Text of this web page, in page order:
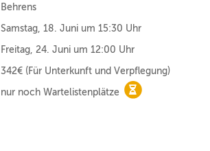
Behrens
Samstag, 18. Juni um 15:30 Uhr
Freitag, 24. Juni um 12:00 Uhr
342€ (Für Unterkunft und Verpflegung)
nur noch Wartelistenplätze nur noch